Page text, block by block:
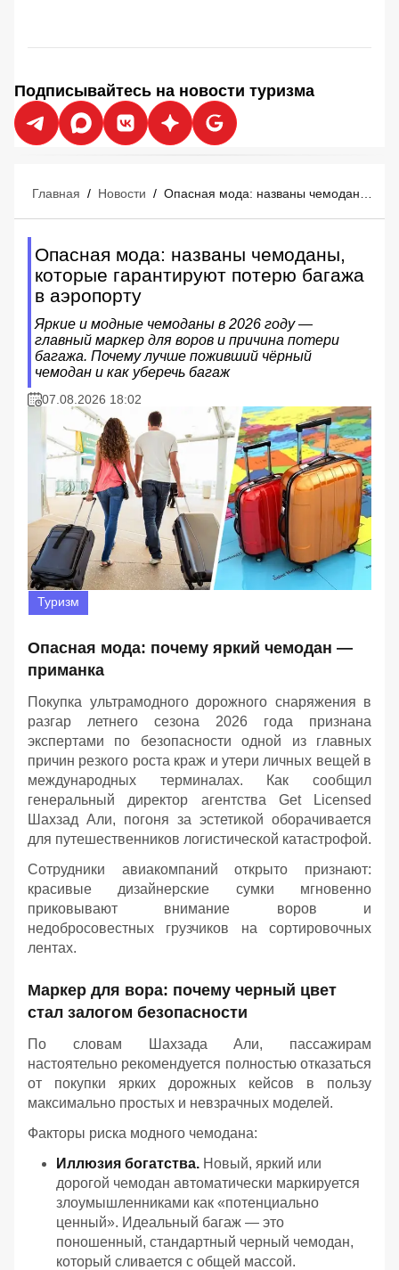
Подписывайтесь на новости туризма
Главная / Новости /
Опасная мода: названы чемоданы,
которые гарантируют потерю багажа
в аэропорту
Яркие и модные чемоданы в 2026 году —
главный маркер для воров и причина потери
багажа. Почему лучше поживший чёрный
чемодан и как уберечь багаж
07.08.2026 18:02
Туризм
Опасная мода: почему яркий чемодан —
приманка
Покупка ультрамодного дорожного снаряжения в
разгар летнего сезона 2026 года признана
экспертами по безопасности одной из главных
причин резкого роста краж и утери личных вещей в
международных терминалах. Как сообщил
генеральный директор агентства Get Licensed
Шахзад Али, погоня за эстетикой оборачивается
для путешественников логистической катастрофой.
Сотрудники авиакомпаний открыто признают:
красивые дизайнерские сумки мгновенно
приковывают внимание воров и
недобросовестных грузчиков на сортировочных
лентах.
Маркер для вора: почему черный цвет
стал залогом безопасности
По словам Шахзада Али, пассажирам
настоятельно рекомендуется полностью отказаться
от покупки ярких дорожных кейсов в пользу
максимально простых и невзрачных моделей.
Факторы риска модного чемодана:
Иллюзия богатства. Новый, яркий или
дорогой чемодан автоматически маркируется
злоумышленниками как «потенциально
ценный». Идеальный багаж — это
поношенный, стандартный черный чемодан,
который сливается с общей массой.